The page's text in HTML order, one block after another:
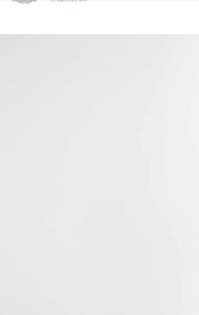
Clicca per visualizzare la nostra